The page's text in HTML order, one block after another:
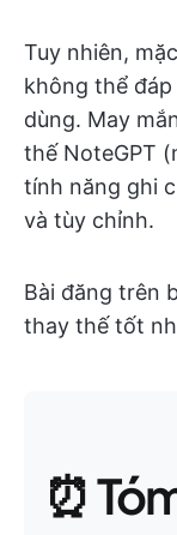
Tuy nhiên,
không thể
dùng. May
thế NoteGPT
tính năng ghi
và tùy chỉnh.
Bài đăng trên
thay thế tốt
⏰